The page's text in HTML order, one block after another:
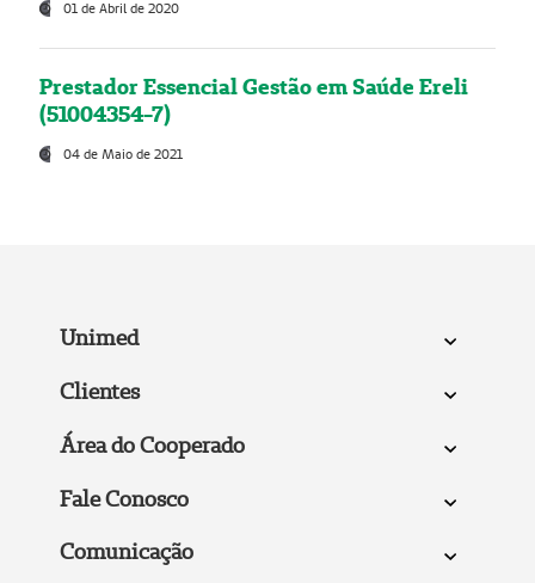
01 de Abril de 2020
Prestador Essencial Gestão em Saúde Ereli
(51004354-7)
04 de Maio de 2021
Unimed
Clientes
Área do Cooperado
Fale Conosco
Comunicação